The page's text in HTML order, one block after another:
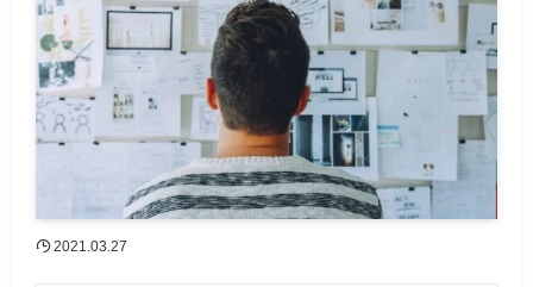
2021.03.27